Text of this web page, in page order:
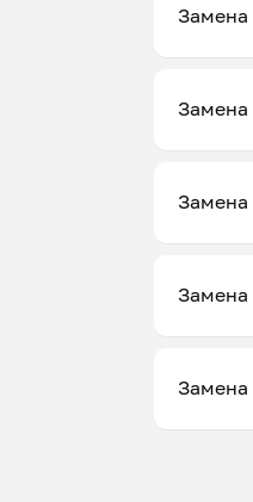
Замена
Замена
Замена
Замена